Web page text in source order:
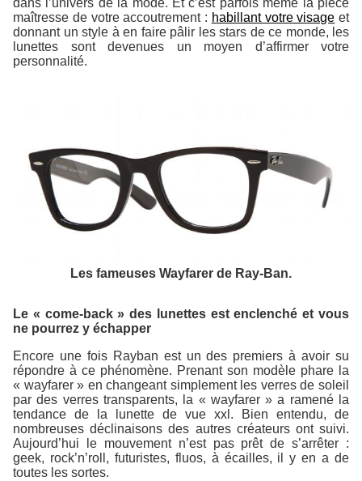
dans l’univers de la mode. Et c’est parfois même la pièce
maîtresse de votre accoutrement : habillant votre visage et
donnant un style à en faire pâlir les stars de ce monde, les
lunettes sont devenues un moyen d’affirmer votre
personnalité.
Les fameuses Wayfarer de Ray-Ban.
Le « come-back » des lunettes est enclenché et vous
ne pourrez y échapper
Encore une fois Rayban est un des premiers à avoir su
répondre à ce phénomène. Prenant son modèle phare la
« wayfarer » en changeant simplement les verres de soleil
par des verres transparents, la « wayfarer » a ramené la
tendance de la lunette de vue xxl. Bien entendu, de
nombreuses déclinaisons des autres créateurs ont suivi.
Aujourd’hui le mouvement n’est pas prêt de s’arrêter :
geek, rock’n’roll, futuristes, fluos, à écailles, il y en a de
toutes les sortes.